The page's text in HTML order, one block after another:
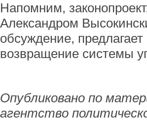
Напомним,
Александром
обсуждение,
возвращение системы
Опубликовано по
агентство